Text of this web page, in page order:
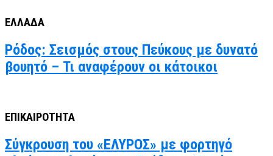
ΕΛΛΑΔΑ
Ρόδος: Σεισμός στους Πεύκους με δυνατό
βουητό – Τι αναφέρουν οι κάτοικοι
ΕΠΙΚΑΙΡΟΤΗΤΑ
Σύγκρουση του «ΕΛΥΡΟΣ» με φορτηγό